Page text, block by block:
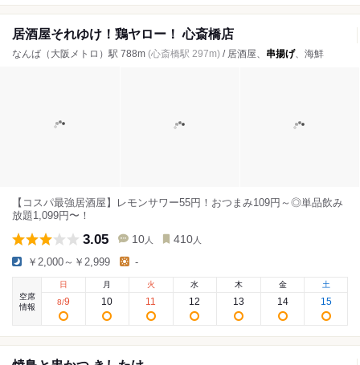
居酒屋それゆけ！鶏ヤロー！ 心斎橋店
なんば（大阪メトロ）駅 788m (心斎橋駅 297m) / 居酒屋、 串揚げ、海鮮
【コスパ最強居酒屋】レモンサワー55円！おつまみ109円～◎単品飲み
放題1,099円〜！
3.05 10 人 410 人
￥2,000～￥2,999 -
空席
情報
日
8/9
月
10
火
11
水
12
木
13
金
14
土
15